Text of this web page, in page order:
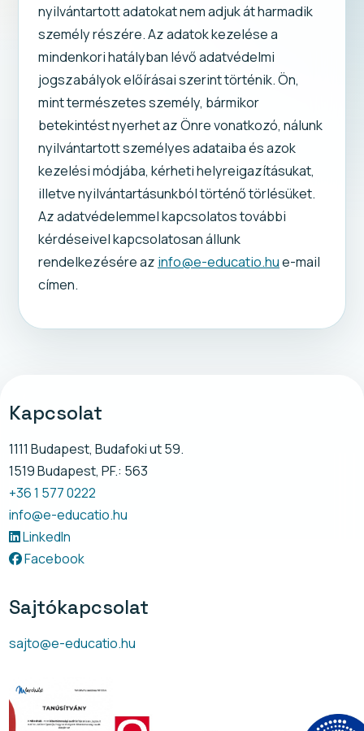
nyilvántartott adatokat nem adjuk át harmadik
személy részére. Az adatok kezelése a
mindenkori hatályban lévő adatvédelmi
jogszabályok előírásai szerint történik. Ön,
mint természetes személy, bármikor
betekintést nyerhet az Önre vonatkozó, nálunk
nyilvántartott személyes adataiba és azok
kezelési módjába, kérheti helyreigazításukat,
illetve nyilvántartásunkból történő törlésüket.
Az adatvédelemmel kapcsolatos további
kérdéseivel kapcsolatosan állunk
rendelkezésére az info@e-educatio.hue-mail
címen.
Kapcsolat
1111 Budapest, Budafoki ut 59.
1519 Budapest, PF.: 563
+36 1 577 0222
info@e-educatio.hu
LinkedIn
Facebook
Sajtókapcsolat
sajto@e-educatio.hu